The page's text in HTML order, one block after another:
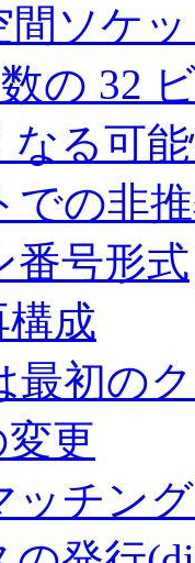
間ソケ
数の 32
なる可
での非
番号形式
構成
最初の
変更
ッチン